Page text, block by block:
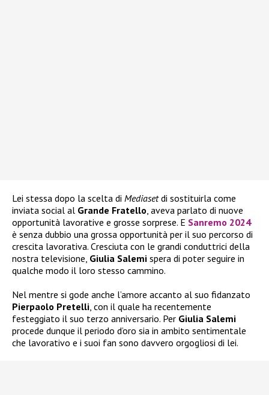
Lei stessa dopo la scelta di Mediasetdi sostituirla come
inviata social al Grande Fratello, aveva parlato di nuove
opportunità lavorative e grosse sorprese. E Sanremo 2024
è senza dubbio una grossa opportunità per il suo percorso di
crescita lavorativa. Cresciuta con le grandi conduttrici della
nostra televisione, Giulia Salemi spera di poter seguire in
qualche modo il loro stesso cammino.
Nel mentre si gode anche l’amore accanto al suo fidanzato
Pierpaolo Pretelli, con il quale ha recentemente
festeggiato il suo terzo anniversario. Per Giulia Salemi
procede dunque il periodo d’oro sia in ambito sentimentale
che lavorativo e i suoi fan sono davvero orgogliosi di lei.